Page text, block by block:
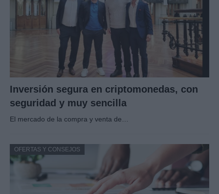
Inversión segura en criptomonedas, con
seguridad y muy sencilla
El mercado de la compra y venta de…
OFERTAS Y CONSEJOS